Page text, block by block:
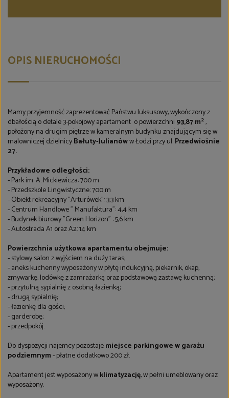
OPIS NIERUCHOMOŚCI
Mamy przyjemność zaprezentować Państwu luksusowy, wykończony z
dbałością o detale 3-pokojowy apartament o powierzchni 93,87 m2,
położony na drugim piętrze w kameralnym budynku znajdującym się w
malowniczej dzielnicyBałuty-Julianóww Łodzi przy ul.Przedwiośnie
27.
Przykładowe odległości:
- Park im. A. Mickiewicza: 700 m
- Przedszkole Lingwistyczne: 700 m
- Obiekt rekreacyjny "Arturówek": 3,3 km
- Centrum Handlowe " Manufaktura": 4,4 km
- Budynek biurowy "Green Horizon" : 5,6 km
- Autostrada A1 oraz A2: 14 km
Powierzchnia użytkowa apartamentu obejmuje:
- stylowy salon z wyjściem na duży taras;
- aneks kuchenny wyposażony w płytę indukcyjną, piekarnik, okap,
zmywarkę, lodówkę z zamrażarką oraz podstawową zastawę kuchenną;
- przytulną sypialnię z osobną łazienką;
- drugą sypialnię;
- łazienkę dla gości;
- garderobę;
- przedpokój.
Do dyspozycji najemcy pozostajemiejsce parkingowe w garażu
podziemnym- płatne dodatkowo 200 zł.
Apartament jest wyposażony wklimatyzację, w pełni umeblowany oraz
wyposażony.